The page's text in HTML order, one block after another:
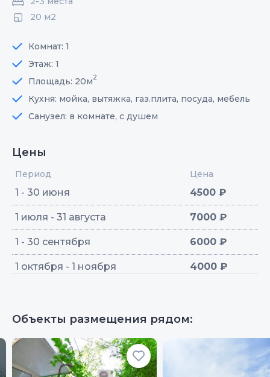
20 м2
Комнат: 1
Этаж: 1
Площадь: 20м2
Кухня: мойка, вытяжка, газ.плита, посуда, мебель
Санузел: в комнате, с душем
Цены
Период Цена
1 - 30 июня 4500 ₽
1 июля - 31 августа 7000 ₽
1 - 30 сентября 6000 ₽
1 октября - 1 ноября 4000 ₽
Объекты размещения рядом: